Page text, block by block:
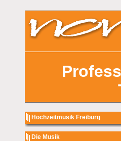
Hochzeitmusik Freiburg
Die Musik